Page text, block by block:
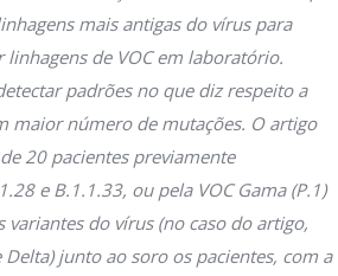
mais antigas do vírus para
de VOC em laboratório.
padrões no que diz respeito a
maior número de mutações. O artigo
20 pacientes previamente
e B.1.1.33, ou pela VOC Gama (P.1)
do vírus (no caso do artigo,
junto ao soro os pacientes, com a